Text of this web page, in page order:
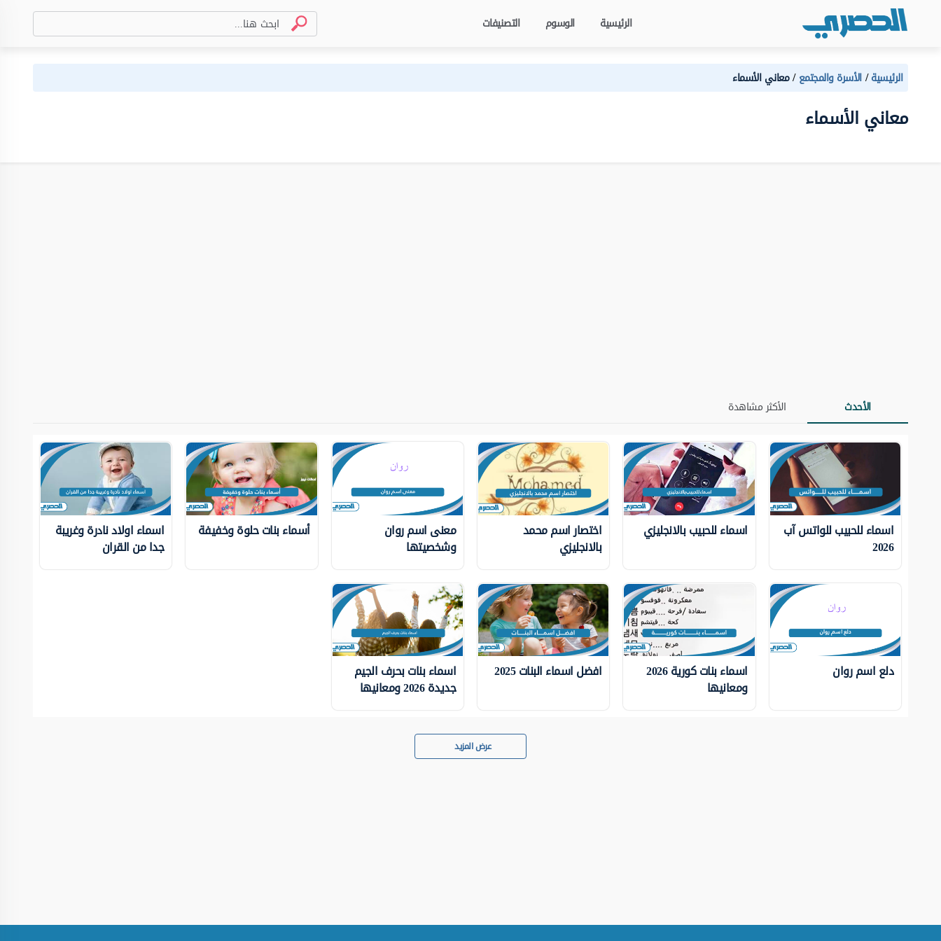
الرئيسية الوسوم التصنيفات
الرئيسية الأسرة والمجتمع معاني الأسماء
معاني الأسماء
الأحدث الأكثر مشاهدة
اسماء للحبيب للواتس آب
2026
اسماء للحبيب بالانجليزي اختصار اسم محمد
بالانجليزي
معنى اسم روان
وشخصيتها
أسماء بنات حلوة وخفيفة اسماء اولاد نادرة وغريبة
جدا من القران
دلع اسم روان اسماء بنات كورية 2026
ومعانيها
افضل اسماء البنات 2025 اسماء بنات بحرف الجيم
جديدة 2026 ومعانيها
عرض المزيد